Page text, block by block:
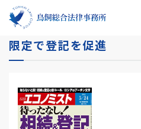
遺産分割 特別受益・
限定で登記を促進